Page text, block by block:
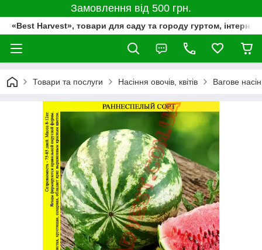
Замовлення від 500 грн.
«Best Harvest», товари для саду та городу гуртом,
Товари та послуги Насіння овочів, квітів Вагове